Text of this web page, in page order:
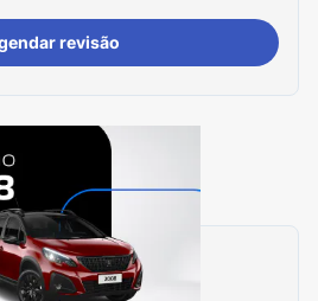
revisão